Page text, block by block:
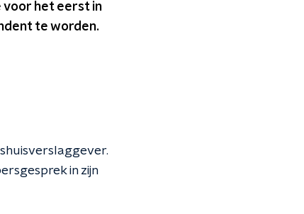
voor het eerst in
te worden.
in zijn